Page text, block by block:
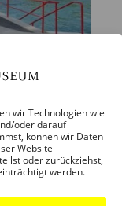
wir Technologien wie
oder darauf
können wir Daten
Website
oder zurückziehst,
werden.
–
durch die